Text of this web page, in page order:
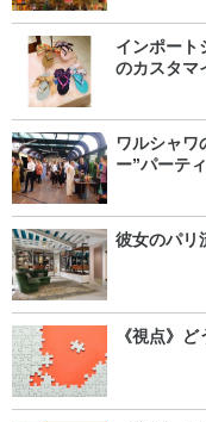
インポー
のカスタマ
ワルシャワ
ー”パーテ
彼女のパリ
《視点》